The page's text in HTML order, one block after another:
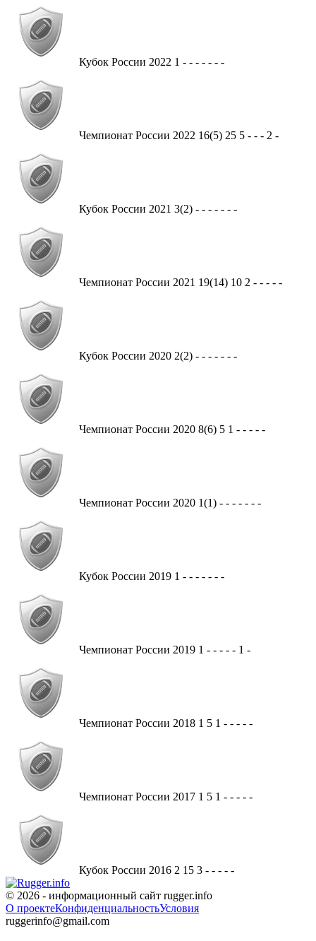
Кубок России 2022 1 - - - - - - -
Чемпионат России 2022 16(5) 25 5 - - - 2 -
Кубок России 2021 3(2) - - - - - - -
Чемпионат России 2021 19(14) 10 2 - - - - -
Кубок России 2020 2(2) - - - - - - -
Чемпионат России 2020 8(6) 5 1 - - - - -
Чемпионат России 2020 1(1) - - - - - - -
Кубок России 2019 1 - - - - - - -
Чемпионат России 2019 1 - - - - - 1 -
Чемпионат России 2018 1 5 1 - - - - -
Чемпионат России 2017 1 5 1 - - - - -
Кубок России 2016 2 15 3 - - - - -
© 2026 - информационный сайт rugger.info
О проектеКонфиденциальностьУсловия
ruggerinfo@gmail.com